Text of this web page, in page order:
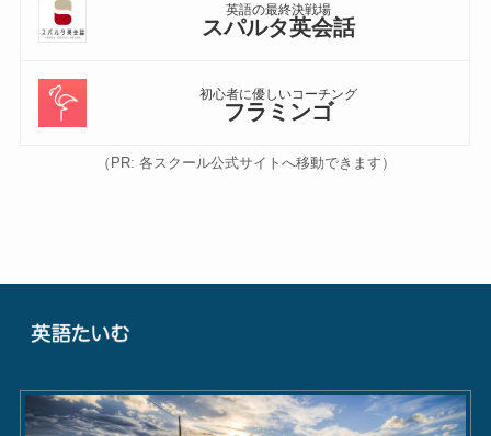
英語の最終決戦場
スパルタ英会話
初心者に優しいコーチング
フラミンゴ
（PR: 各スクール公式サイトへ移動できます）